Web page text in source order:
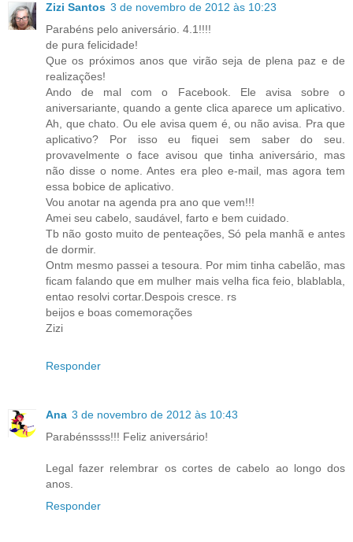
Zizi Santos 3 de novembro de 2012 às 10:23
Parabéns pelo aniversário. 4.1!!!!
de pura felicidade!
Que os próximos anos que virão seja de plena paz e de
realizações!
Ando de mal com o Facebook. Ele avisa sobre o
aniversariante, quando a gente clica aparece um aplicativo.
Ah, que chato. Ou ele avisa quem é, ou não avisa. Pra que
aplicativo? Por isso eu fiquei sem saber do seu.
provavelmente o face avisou que tinha aniversário, mas
não disse o nome. Antes era pleo e-mail, mas agora tem
essa bobice de aplicativo.
Vou anotar na agenda pra ano que vem!!!
Amei seu cabelo, saudável, farto e bem cuidado.
Tb não gosto muito de penteações, Só pela manhã e antes
de dormir.
Ontm mesmo passei a tesoura. Por mim tinha cabelão, mas
ficam falando que em mulher mais velha fica feio, blablabla,
entao resolvi cortar.Despois cresce. rs
beijos e boas comemorações
Zizi
Responder
Ana 3 de novembro de 2012 às 10:43
Parabénssss!!! Feliz aniversário!
Legal fazer relembrar os cortes de cabelo ao longo dos
anos.
Responder